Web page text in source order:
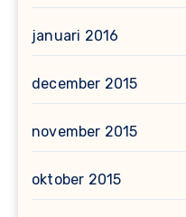
januari 2016
december 2015
november 2015
oktober 2015